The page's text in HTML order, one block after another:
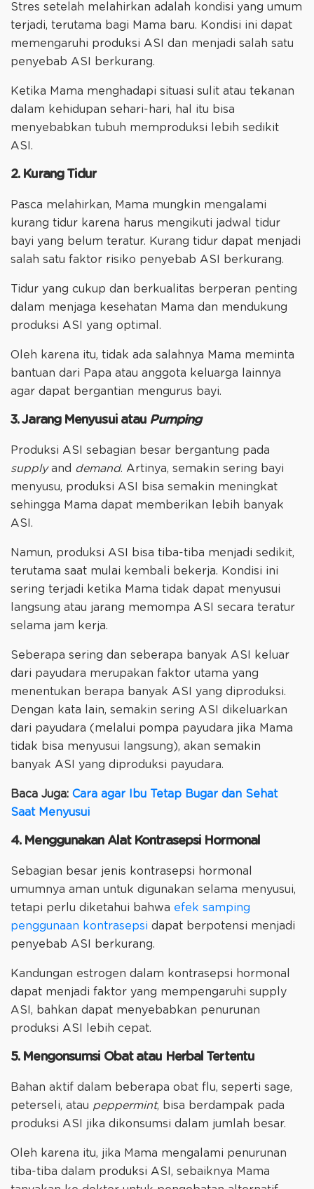
Stres setelah melahirkan adalah kondisi yang umum
terjadi, terutama bagi Mama baru. Kondisi ini dapat
memengaruhi produksi ASI dan menjadi salah satu
penyebab ASI berkurang.
Ketika Mama menghadapi situasi sulit atau tekanan
dalam kehidupan sehari-hari, hal itu bisa
menyebabkan tubuh memproduksi lebih sedikit
ASI.
2. Kurang Tidur
Pasca melahirkan, Mama mungkin mengalami
kurang tidur karena harus mengikuti jadwal tidur
bayi yang belum teratur. Kurang tidur dapat menjadi
salah satu faktor risiko penyebab ASI berkurang.
Tidur yang cukup dan berkualitas berperan penting
dalam menjaga kesehatan Mama dan mendukung
produksi ASI yang optimal.
Oleh karena itu, tidak ada salahnya Mama meminta
bantuan dari Papa atau anggota keluarga lainnya
agar dapat bergantian mengurus bayi.
3. Jarang Menyusui atau Pumping
Produksi ASI sebagian besar bergantung pada
supplyand demand. Artinya, semakin sering bayi
menyusu, produksi ASI bisa semakin meningkat
sehingga Mama dapat memberikan lebih banyak
ASI.
Namun, produksi ASI bisa tiba-tiba menjadi sedikit,
terutama saat mulai kembali bekerja. Kondisi ini
sering terjadi ketika Mama tidak dapat menyusui
langsung atau jarang memompa ASI secara teratur
selama jam kerja.
Seberapa sering dan seberapa banyak ASI keluar
dari payudara merupakan faktor utama yang
menentukan berapa banyak ASI yang diproduksi.
Dengan kata lain, semakin sering ASI dikeluarkan
dari payudara (melalui pompa payudara jika Mama
tidak bisa menyusui langsung), akan semakin
banyak ASI yang diproduksi payudara.
Baca Juga: Cara agar Ibu Tetap Bugar dan Sehat
Saat Menyusui
4. Menggunakan Alat Kontrasepsi Hormonal
Sebagian besar jenis kontrasepsi hormonal
umumnya aman untuk digunakan selama menyusui,
tetapi perlu diketahui bahwa efek samping
penggunaan kontrasepsi dapat berpotensi menjadi
penyebab ASI berkurang.
Kandungan estrogen dalam kontrasepsi hormonal
dapat menjadi faktor yang mempengaruhi supply
ASI, bahkan dapat menyebabkan penurunan
produksi ASI lebih cepat.
5. Mengonsumsi Obat atau Herbal Tertentu
Bahan aktif dalam beberapa obat flu, seperti sage,
peterseli, atau peppermint, bisa berdampak pada
produksi ASI jika dikonsumsi dalam jumlah besar.
Oleh karena itu, jika Mama mengalami penurunan
tiba-tiba dalam produksi ASI, sebaiknya Mama